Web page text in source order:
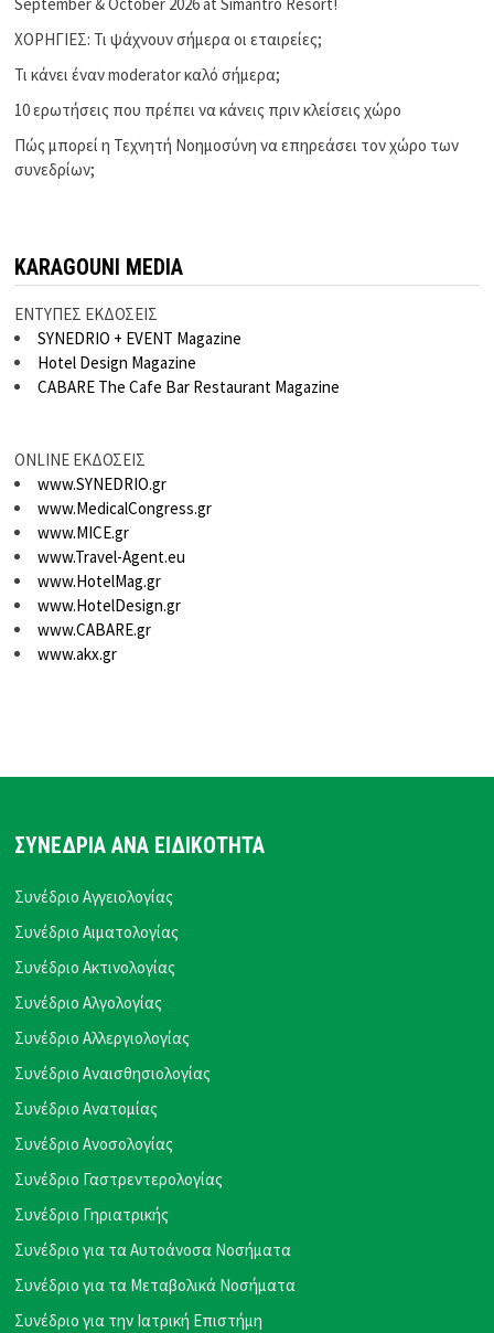
ΧΟΡΗΓΙΕΣ: Τι ψάχνουν σήμερα οι εταιρείες;
Τι κάνει έναν moderator καλό σήμερα;
10 ερωτήσεις που πρέπει να κάνεις πριν κλείσεις χώρο
Πώς μπορεί η Τεχνητή Νοημοσύνη να επηρεάσει τον χώρο των
συνεδρίων;
KARAGOUNI MEDIA
ΕΝΤΥΠΕΣ ΕΚΔΟΣΕΙΣ
SYNEDRIO + EVENT Magazine
Hotel Design Magazine
CABARE The Cafe Bar Restaurant Magazine
ONLINE ΕΚΔΟΣΕΙΣ
www.SYNEDRIO.gr
www.MedicalCongress.gr
www.MICE.gr
www.Travel-Agent.eu
www.HotelMag.gr
www.HotelDesign.gr
www.CABARE.gr
www.akx.gr
ΣΥΝΕΔΡΙΑ ΑΝΑ ΕΙΔΙΚΟΤΗΤΑ
Συνέδριο Αγγειολογίας
Συνέδριο Αιματολογίας
Συνέδριο Ακτινολογίας
Συνέδριο Αλγολογίας
Συνέδριο Αλλεργιολογίας
Συνέδριο Αναισθησιολογίας
Συνέδριο Ανατομίας
Συνέδριο Ανοσολογίας
Συνέδριο Γαστρεντερολογίας
Συνέδριο Γηριατρικής
Συνέδριο για τα Αυτοάνοσα Νοσήματα
Συνέδριο για τα Μεταβολικά Νοσήματα
Συνέδριο για την Ιατρική Επιστήμη